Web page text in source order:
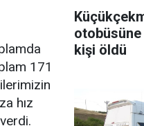
171
hız
otobüsüne
kişi öldü